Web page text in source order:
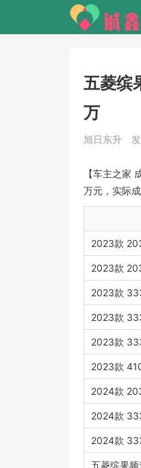
五菱缤
万
旭日东升
【车主之家
万元，实际
2023款
2023款
2023款
2023款
2023款
2023款
2024款
2024款
2024款
五菱缤果